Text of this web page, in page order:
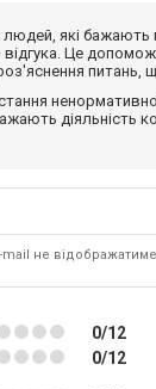
людей, які
Це
питань,
діяльність
не
0/12
0/12